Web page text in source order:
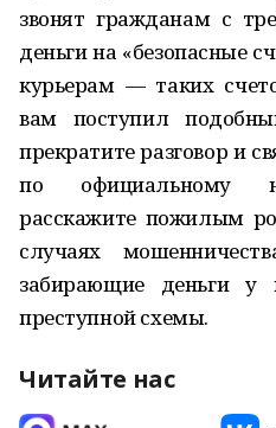
звонят гражданам с
деньги на «безопасные
курьерам — таких
вам поступил
прекратите разговор и
по официальному
расскажите пожилым
случаях
забирающие деньги у
преступной схемы.
Читайте нас